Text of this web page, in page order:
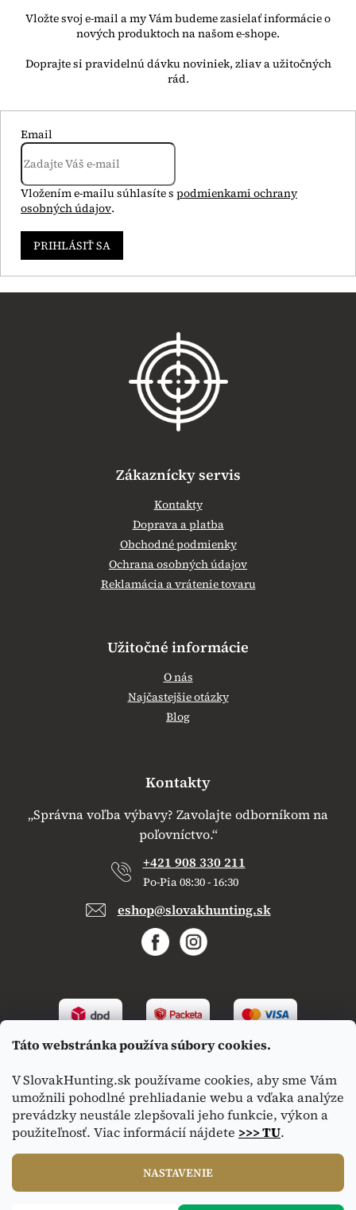
Táto webstránka používa súbory cookies.
V SlovakHunting.sk používame cookies, aby sme Vám
umožnili pohodlné prehliadanie webu a vďaka analýze
prevádzky neustále zlepšovali jeho funkcie, výkon a
použiteľnosť. Viac informácií nájdete >>> TU.
NASTAVENIE
Vložte svoj e-mail a my Vám budeme zasielať informácie o
nových produktoch na našom e-shope.
Email
Vložením e-mailu súhlasíte s podmienkami ochrany
osobných údajov.
PRIHLÁSIŤ SA
Z
Zákaznícky servis
Kontakty
Doprava a platba
Obchodné podmienky
Ochrana osobných údajov
Reklamácia a vrátenie tovaru
Užitočné informácie
O nás
Najčastejšie otázky
Blog
Kontakty
„Správna voľba výbavy? Zavolajte odborníkom na
poľovníctvo.“
+421 908 330 211
Po-Pia 08:30 - 16:30
eshop@slovakhunting.sk